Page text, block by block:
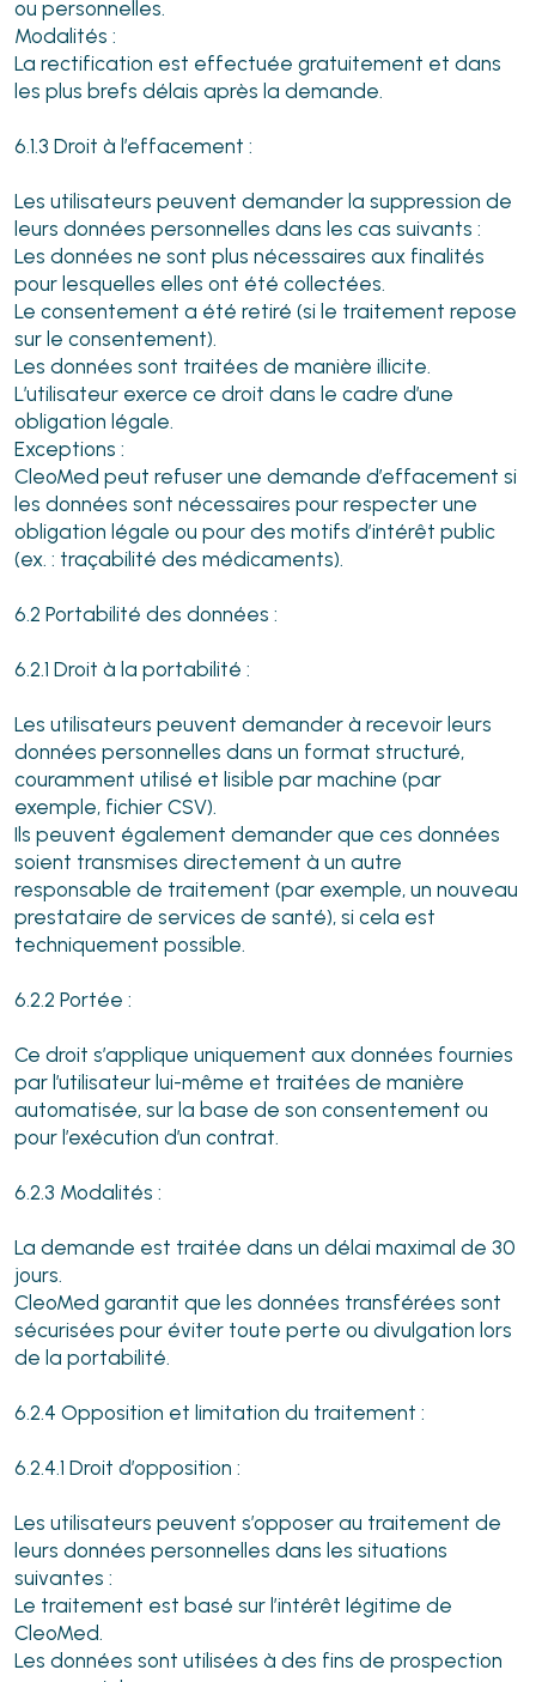
ou personnelles.
Modalités :
La rectification est effectuée gratuitement et dans
les plus brefs délais après la demande.
6.1.3 Droit à l’effacement :
Les utilisateurs peuvent demander la suppression de
leurs données personnelles dans les cas suivants :
Les données ne sont plus nécessaires aux finalités
pour lesquelles elles ont été collectées.
Le consentement a été retiré (si le traitement repose
sur le consentement).
Les données sont traitées de manière illicite.
L’utilisateur exerce ce droit dans le cadre d’une
obligation légale.
Exceptions :
CleoMed peut refuser une demande d’effacement si
les données sont nécessaires pour respecter une
obligation légale ou pour des motifs d’intérêt public
(ex. : traçabilité des médicaments).
6.2 Portabilité des données :
6.2.1 Droit à la portabilité :
Les utilisateurs peuvent demander à recevoir leurs
données personnelles dans un format structuré,
couramment utilisé et lisible par machine (par
exemple, fichier CSV).
Ils peuvent également demander que ces données
soient transmises directement à un autre
responsable de traitement (par exemple, un nouveau
prestataire de services de santé), si cela est
techniquement possible.
6.2.2 Portée :
Ce droit s’applique uniquement aux données fournies
par l’utilisateur lui-même et traitées de manière
automatisée, sur la base de son consentement ou
pour l’exécution d’un contrat.
6.2.3 Modalités :
La demande est traitée dans un délai maximal de 30
jours.
CleoMed garantit que les données transférées sont
sécurisées pour éviter toute perte ou divulgation lors
de la portabilité.
6.2.4 Opposition et limitation du traitement :
6.2.4.1 Droit d’opposition :
Les utilisateurs peuvent s’opposer au traitement de
leurs données personnelles dans les situations
suivantes :
Le traitement est basé sur l’intérêt légitime de
CleoMed.
Les données sont utilisées à des fins de prospection